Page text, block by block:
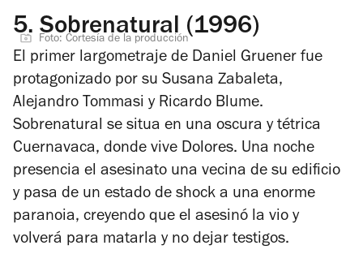
5. Sobrenatural (1996)
Foto: Cortesía de la producción
El primer largometraje de Daniel Gruener fue
protagonizado por su Susana Zabaleta,
Alejandro Tommasi y Ricardo Blume.
Sobrenatural se situa en una oscura y tétrica
Cuernavaca, donde vive Dolores. Una noche
presencia el asesinato una vecina de su edificio
y pasa de un estado de shock a una enorme
paranoia, creyendo que el asesinó la vio y
volverá para matarla y no dejar testigos.